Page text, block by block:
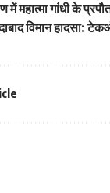
में महात्मा गांधी के
विमान हादसा: